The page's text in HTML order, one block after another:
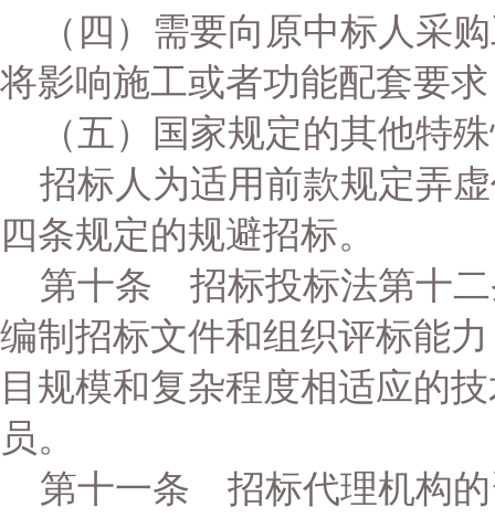
（四）需要向原中标人采
将影响施工或者功能配套要
（五）国家规定的其他特
招标人为适用前款规定弄
四条规定的规避招标。
第十条 招标投标法第十二
编制招标文件和组织评标能
目规模和复杂程度相适应的
员。
第十一条 招标代理机构的